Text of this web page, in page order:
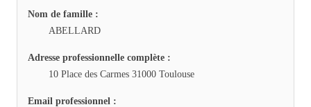
Nom de famille :
ABELLARD
Adresse professionnelle complète :
10 Place des Carmes 31000 Toulouse
Email professionnel :